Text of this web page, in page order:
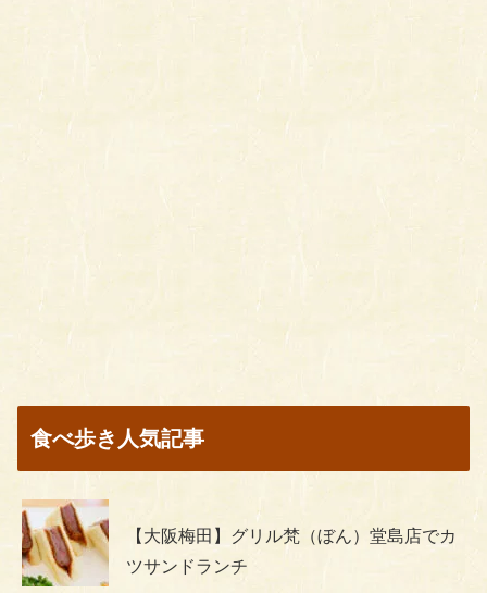
食べ歩き人気記事
【大阪梅田】グリル梵（ぼん）堂島店でカ
ツサンドランチ